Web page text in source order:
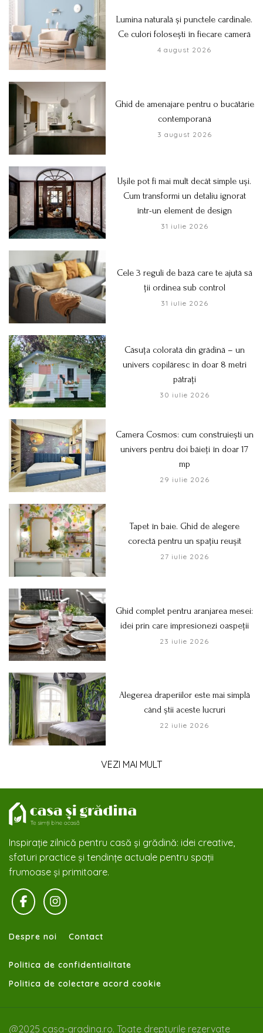
Lumina naturală și punctele cardinale.
Ce culori folosești în fiecare cameră
4 august 2026
Ghid de amenajare pentru o bucătărie
contemporană
3 august 2026
Ușile pot fi mai mult decât simple uși.
Cum transformi un detaliu ignorat
într-un element de design
31 iulie 2026
Cele 3 reguli de bază care te ajută să
ții ordinea sub control
31 iulie 2026
Căsuța colorată din grădină – un
univers copilăresc în doar 8 metri
pătrați
30 iulie 2026
Camera Cosmos: cum construiești un
univers pentru doi băieți în doar 17
mp
29 iulie 2026
Tapet în baie. Ghid de alegere
corectă pentru un spațiu reușit
27 iulie 2026
Ghid complet pentru aranjarea mesei:
idei prin care impresionezi oaspeții
23 iulie 2026
Alegerea draperiilor este mai simplă
când știi aceste lucruri
22 iulie 2026
VEZI MAI MULT
Inspirație zilnică pentru casă și grădină: idei creative,
sfaturi practice și tendințe actuale pentru spații
frumoase și primitoare.
Despre noi Contact
Politica de confidentialitate
Politica de colectare acord cookie
@2025 casa-gradina.ro. Toate drepturile rezervate